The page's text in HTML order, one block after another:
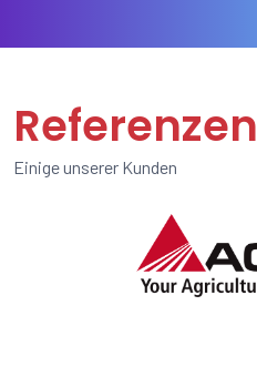
Referenzen
Einige unserer Kunden